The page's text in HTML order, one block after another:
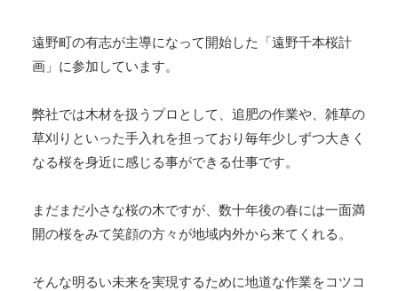
遠野町の有志が主導になって開始した「遠野千本桜計
画」に参加しています。
弊社では木材を扱うプロとして、追肥の作業や、雑草の
草刈りといった手入れを担っており毎年少しずつ大きく
なる桜を身近に感じる事ができる仕事です。
まだまだ小さな桜の木ですが、数十年後の春には一面満
開の桜をみて笑顔の方々が地域内外から来てくれる。
そんな明るい未来を実現するために地道な作業をコツコ